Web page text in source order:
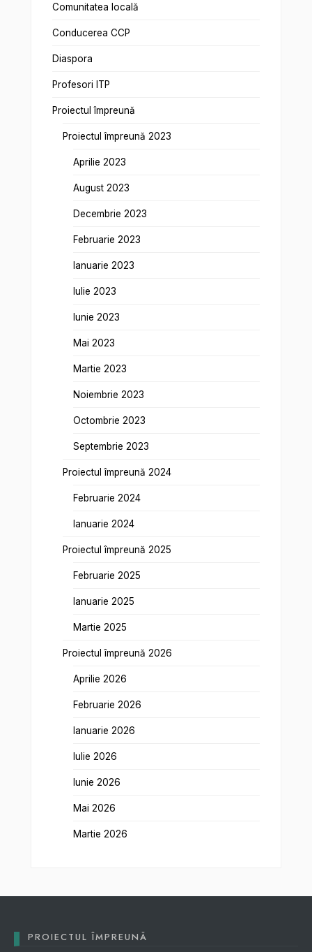
Comunitatea locală
Conducerea CCP
Diaspora
Profesori ITP
Proiectul împreună
Proiectul împreună 2023
Aprilie 2023
August 2023
Decembrie 2023
Februarie 2023
Ianuarie 2023
Iulie 2023
Iunie 2023
Mai 2023
Martie 2023
Noiembrie 2023
Octombrie 2023
Septembrie 2023
Proiectul împreună 2024
Februarie 2024
Ianuarie 2024
Proiectul împreună 2025
Februarie 2025
Ianuarie 2025
Martie 2025
Proiectul împreună 2026
Aprilie 2026
Februarie 2026
Ianuarie 2026
Iulie 2026
Iunie 2026
Mai 2026
Martie 2026
PROIECTUL ÎMPREUNĂ